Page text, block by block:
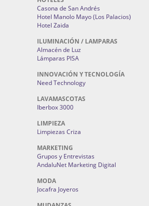
Casona de San Andrés
Hotel Manolo Mayo (Los Palacios)
Hotel Zaida
ILUMINACIÓN / LAMPARAS
Almacén de Luz
Lámparas PISA
INNOVACIÓN Y TECNOLOGÍA
Need Technology
LAVAMASCOTAS
Iberbox 3000
LIMPIEZA
Limpiezas Criza
MARKETING
Grupos y Entrevistas
AndaluNet Marketing Digital
MODA
Jocafra Joyeros